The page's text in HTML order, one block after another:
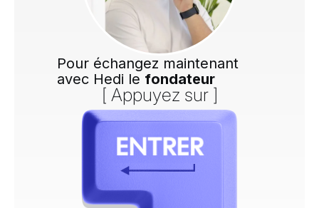
Pour échangez maintenant
avec Hedi le fondateur
[ Appuyez sur ]